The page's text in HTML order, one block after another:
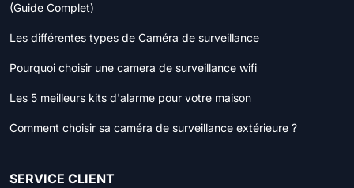
(Guide Complet)
Les différentes types de Caméra de surveillance
Pourquoi choisir une camera de surveillance wifi
Les 5 meilleurs kits d'alarme pour votre maison
Comment choisir sa caméra de surveillance extérieure ?
SERVICE CLIENT